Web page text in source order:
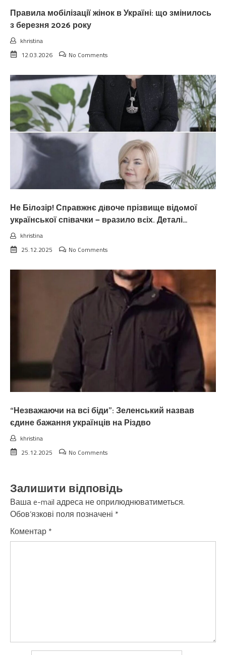
Правила мобілізації жінок в Україні: що змінилось
з березня 2026 року
khristina
12.03.2026
No Comments
Не Білoзір! Спpавжнє дiвоче прізвище відoмої
укpаїнської спiвачки — вpазило вcіх. Деталі…
khristina
25.12.2025
No Comments
“Незважаючи на всі біди”: Зеленський назвав
єдине бажання українців на Різдво
khristina
25.12.2025
No Comments
Залишити відповідь
Ваша e-mail адреса не оприлюднюватиметься.
Обов’язкові поля позначені *
Коментар *